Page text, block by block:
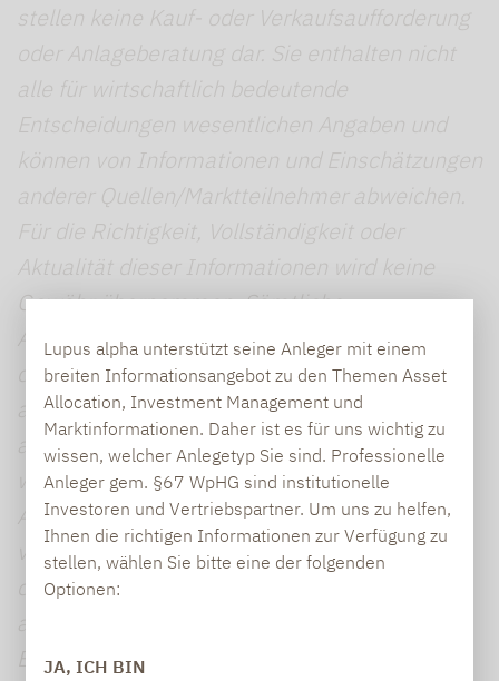
Lupus alpha unterstützt seine Anleger mit einem
breiten Informationsangebot zu den Themen Asset
Allocation, Investment Management und
Marktinformationen. Daher ist es für uns wichtig zu
wissen, welcher Anlegetyp Sie sind. Professionelle
Anleger gem. §67 WpHG sind institutionelle
Investoren und Vertriebspartner. Um uns zu helfen,
Ihnen die richtigen Informationen zur Verfügung zu
stellen, wählen Sie bitte eine der folgenden
Optionen:
JA, ICH BIN
stellen keine Kauf- oder Verkaufsaufforderung
oder Anlageberatung dar. Sie enthalten nicht
alle für wirtschaftlich bedeutende
Entscheidungen wesentlichen Angaben und
können von Informationen und Einschätzungen
anderer Quellen/Marktteilnehmer abweichen.
Für die Richtigkeit, Vollständigkeit oder
Aktualität dieser Informationen wird keine
Gewähr übernommen. Sämtliche
Ausführungen gehen von unserer Beurteilung
der gegenwärtigen Rechts- und Steuerlage
aus. Alle Meinungsaussagen geben die
aktuelle Einschätzung des Portfolio-Managers
wieder und können ohne vorherige
Ankündigung geändert werden. Die
vollständigen Angaben zu dem Fonds sowie
dessen Vertriebszulassung sind dem jeweils
Basisinformationsblatt, ergänzt durch den